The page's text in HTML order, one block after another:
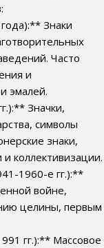
Знаки
Часто
и
эмалей.
Значки,
символы
знаки,
коллективизации.
1960-е гг.):**
войне,
целины, первым
гг.):** Массовое